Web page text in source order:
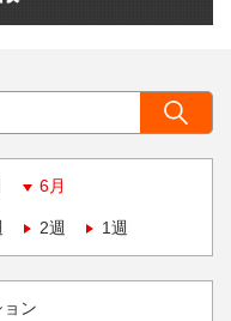
6月
2週 1週
ン